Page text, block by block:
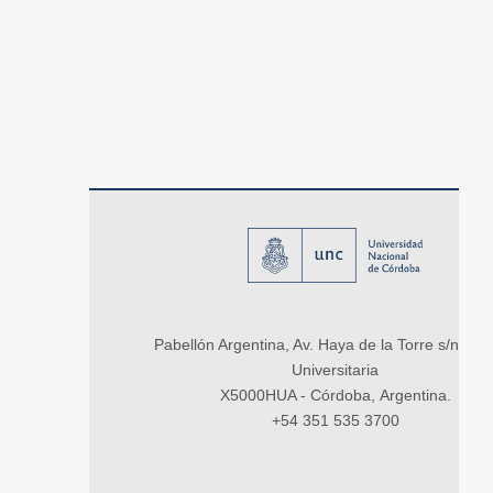
Pabellón Argentina, Av. Haya de la Torre s/n,
Universitaria
X5000HUA - Córdoba, Argentina.
+54 351 535 3700